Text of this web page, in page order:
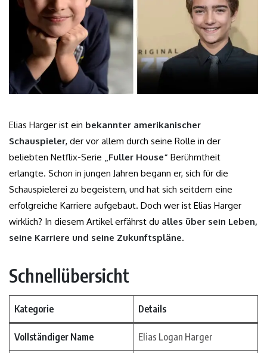
Elias Harger ist ein bekannter amerikanischer
Schauspieler, der vor allem durch seine Rolle in der
beliebten Netflix-Serie
„Fuller House“ Berühmtheit
erlangte. Schon in jungen Jahren begann er, sich für die
Schauspielerei zu begeistern, und hat sich seitdem eine
erfolgreiche Karriere aufgebaut. Doch wer ist Elias Harger
wirklich? In diesem Artikel erfährst du alles über sein Leben,
seine Karriere und seine Zukunftspläne.
Schnellübersicht
Kategorie Details
Vollständiger Name Elias Logan Harger